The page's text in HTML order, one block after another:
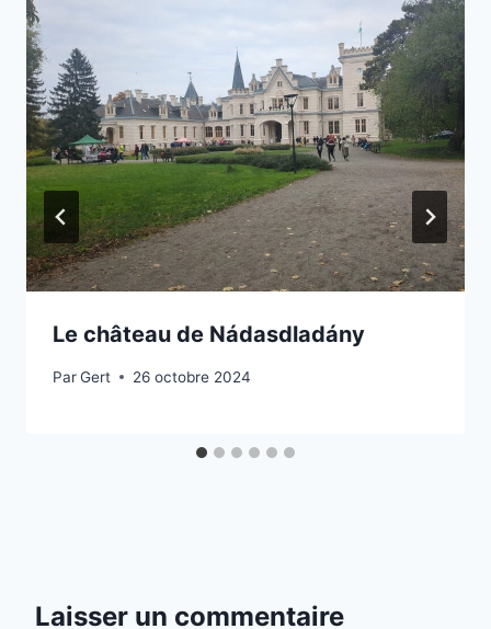
Le château de Nádasdladány
ParGert 26 octobre 2024
Laisser un commentaire